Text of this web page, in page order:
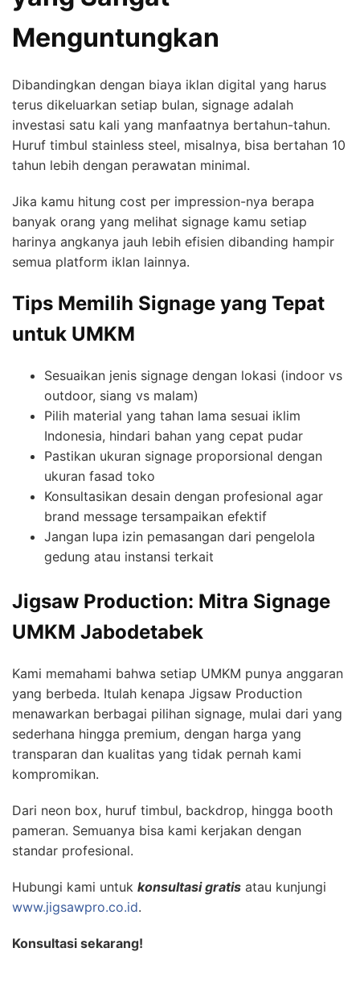
Menguntungkan
Dibandingkan dengan biaya iklan digital yang harus
terus dikeluarkan setiap bulan, signage adalah
investasi satu kali yang manfaatnya bertahun-tahun.
Huruf timbul stainless steel, misalnya, bisa bertahan 10
tahun lebih dengan perawatan minimal.
Jika kamu hitung cost per impression-nya berapa
banyak orang yang melihat signage kamu setiap
harinya angkanya jauh lebih efisien dibanding hampir
semua platform iklan lainnya.
Tips Memilih Signage yang Tepat
untuk UMKM
Sesuaikan jenis signage dengan lokasi (indoor vs
outdoor, siang vs malam)
Pilih material yang tahan lama sesuai iklim
Indonesia, hindari bahan yang cepat pudar
Pastikan ukuran signage proporsional dengan
ukuran fasad toko
Konsultasikan desain dengan profesional agar
brand message tersampaikan efektif
Jangan lupa izin pemasangan dari pengelola
gedung atau instansi terkait
Jigsaw Production: Mitra Signage
UMKM Jabodetabek
Kami memahami bahwa setiap UMKM punya anggaran
yang berbeda. Itulah kenapa Jigsaw Production
menawarkan berbagai pilihan signage, mulai dari yang
sederhana hingga premium, dengan harga yang
transparan dan kualitas yang tidak pernah kami
kompromikan.
Dari neon box, huruf timbul, backdrop, hingga booth
pameran. Semuanya bisa kami kerjakan dengan
standar profesional.
Hubungi kami untuk konsultasi gratis atau kunjungi
www.jigsawpro.co.id.
Konsultasi sekarang!